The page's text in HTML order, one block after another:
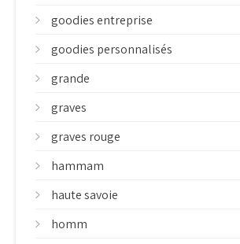
goodies entreprise
goodies personnalisés
grande
graves
graves rouge
hammam
haute savoie
homm